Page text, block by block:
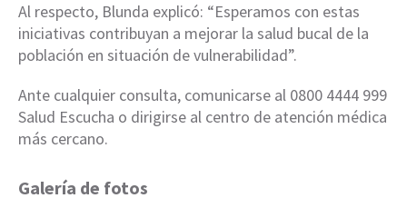
Al respecto, Blunda explicó: “Esperamos con estas
iniciativas contribuyan a mejorar la salud bucal de la
población en situación de vulnerabilidad”.
Ante cualquier consulta, comunicarse al 0800 4444 999
Salud Escucha o dirigirse al centro de atención médica
más cercano.
Galería de fotos